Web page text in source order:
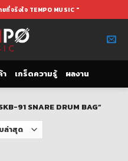
ที่จริงใจ TEMPO MUSIC "
เกร็ดความรู้ ผลงาน
91 SNARE DRUM BAG”